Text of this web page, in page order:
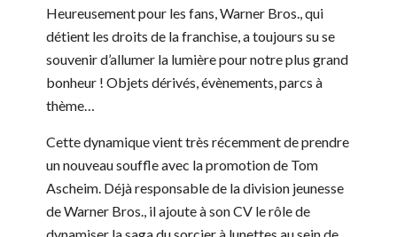
Heureusement pour les fans, Warner Bros., qui
détient les droits de la franchise, a toujours su se
souvenir d’allumer la lumière pour notre plus grand
bonheur ! Objets dérivés, évènements, parcs à
thème…
Cette dynamique vient très récemment de prendre
un nouveau souffle avec la promotion de Tom
Ascheim. Déjà responsable de la division jeunesse
de Warner Bros., il ajoute à son CV le rôle de